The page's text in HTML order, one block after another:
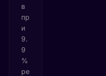
в
пр
и
9.
9
%
ре